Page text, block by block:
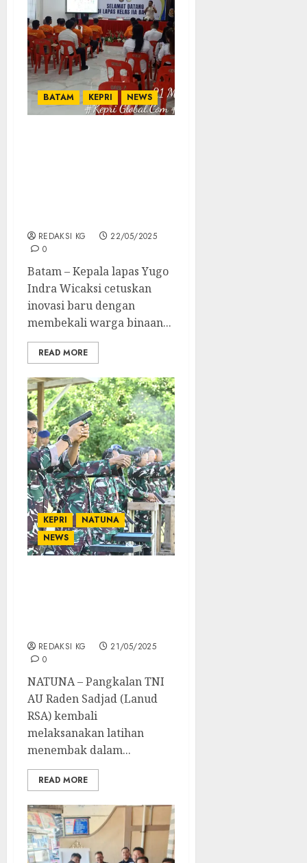
BATAM KEPRI NEWS
REDAKSI KG
22/05/2025
0
Batam – Kepala lapas Yugo
Indra Wicaksi cetuskan
inovasi baru dengan
membekali warga binaan...
READ MORE
KEPRI
NATUNA
NEWS
REDAKSI KG
21/05/2025
0
NATUNA – Pangkalan TNI
AU Raden Sadjad (Lanud
RSA) kembali
melaksanakan latihan
menembak dalam...
READ MORE